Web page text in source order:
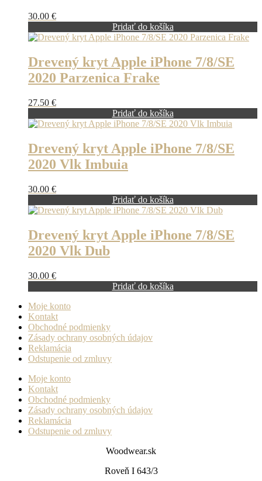
30.00 €
Pridať do košíka
Drevený kryt Apple iPhone 7/8/SE
2020 Parzenica Frake
27.50 €
Pridať do košíka
Drevený kryt Apple iPhone 7/8/SE
2020 Vlk Imbuia
30.00 €
Pridať do košíka
Drevený kryt Apple iPhone 7/8/SE
2020 Vlk Dub
30.00 €
Pridať do košíka
Moje konto
Kontakt
Obchodné podmienky
Zásady ochrany osobných údajov
Reklamácia
Odstupenie od zmluvy
Moje konto
Kontakt
Obchodné podmienky
Zásady ochrany osobných údajov
Reklamácia
Odstupenie od zmluvy
Woodwear.sk
Roveň I 643/3